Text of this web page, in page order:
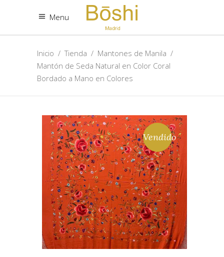
Menu
Inicio /Tienda / Mantones de Manila /
Mantón de Seda Natural en Color Coral
Bordado a Mano en Colores
Vendido